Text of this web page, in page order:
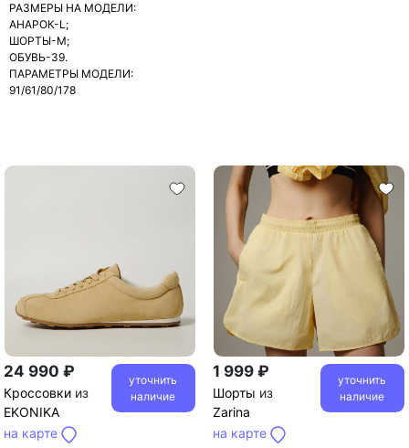
РАЗМЕРЫ НА МОДЕЛИ:
АНАРОК-L;
ШОРТЫ-М;
ОБУВЬ-39.
ПАРАМЕТРЫ МОДЕЛИ:
91/61/80/178
24 990 ₽
Кроссовки из
EKONIKA
на карте
уточнить
наличие
1 999 ₽
Шорты из
Zarina
на карте
уточнить
наличие